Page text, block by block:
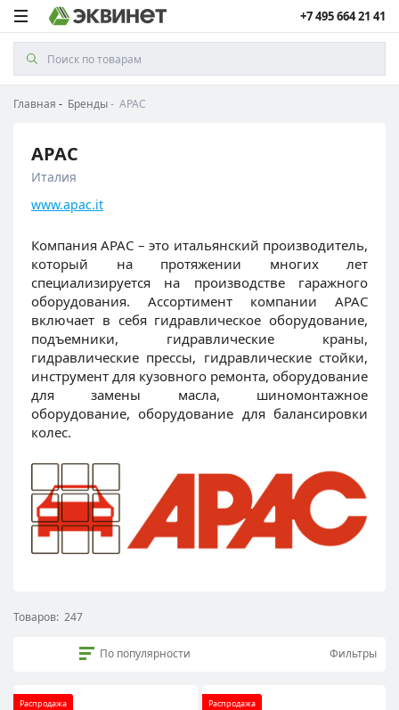
+7 495 664 21 41
Главная Бренды APAC
APAC
Италия
www.apac.it
Компания APAC – это итальянский производитель,
который на протяжении многих лет
специализируется на производстве гаражного
оборудования. Ассортимент компании APAC
включает в себя гидравлическое оборудование,
подъемники, гидравлические краны,
гидравлические прессы, гидравлические стойки,
инструмент для кузовного ремонта, оборудование
для замены масла, шиномонтажное
оборудование, оборудование для балансировки
колес.
Товаров: 247
По популярности Фильтры
Распродажа Распродажа